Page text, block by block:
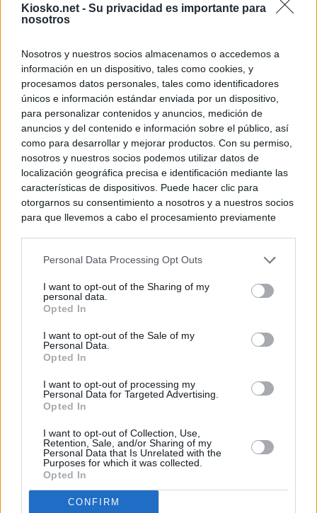
Kiosko.net - Su privacidad es importante para
nosotros
Nosotros y nuestros socios almacenamos o accedemos a
información en un dispositivo, tales como cookies, y
procesamos datos personales, tales como identificadores
únicos e información estándar enviada por un dispositivo,
para personalizar contenidos y anuncios, medición de
anuncios y del contenido e información sobre el público, así
como para desarrollar y mejorar productos. Con su permiso,
nosotros y nuestros socios podemos utilizar datos de
localización geográfica precisa e identificación mediante las
características de dispositivos. Puede hacer clic para
otorgarnos su consentimiento a nosotros y a nuestros socios
para que llevemos a cabo el procesamiento previamente
negar su consentimiento. Tenga en cuenta que algún
de su consentimiento, pero usted tiene el derecho de
rechazar tal procesamiento. Sus preferencias se aplicarán
cualquier momento entrando de nuevo en este sitio web o
visitando nuestra política de privacidad.
Personal Data Processing Opt Outs
I want to opt-out of the Sharing of my
personal data.
Opted In
I want to opt-out of the Sale of my
Personal Data.
Opted In
I want to opt-out of processing my
Personal Data for Targeted Advertising.
Opted In
I want to opt-out of Collection, Use,
Retention, Sale, and/or Sharing of my
Personal Data that Is Unrelated with the
Purposes for which it was collected.
Opted In
CONFIRM